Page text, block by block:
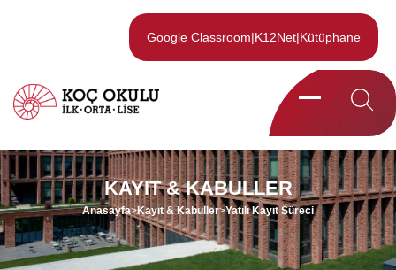
Google Classroom|K12Net|Kütüphane
KAYIT & KABULLER
Anasayfa>Kayıt & Kabuller>Yatılı Kayıt Süreci